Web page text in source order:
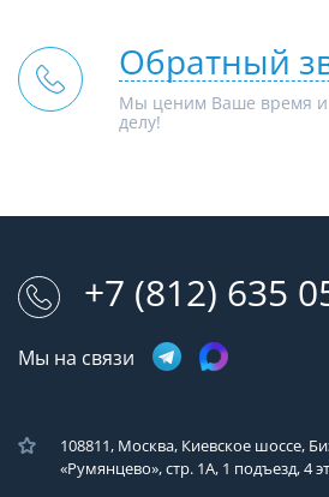
Обратный
Мы ценим Ваше время и
делу!
+7 (812) 635
Мы на связи
108811, Москва, Киевское шоссе,
«Румянцево», стр. 1А, 1 подъезд, 4